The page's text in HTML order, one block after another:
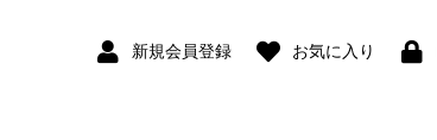
新規会員登録 お気に入り